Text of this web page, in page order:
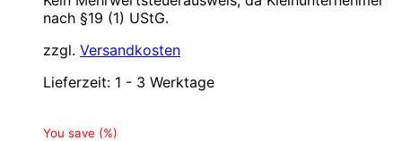
nach §19 (1) UStG.
zzgl. Versandkosten
Lieferzeit: 1 - 3 Werktage
You save (%)